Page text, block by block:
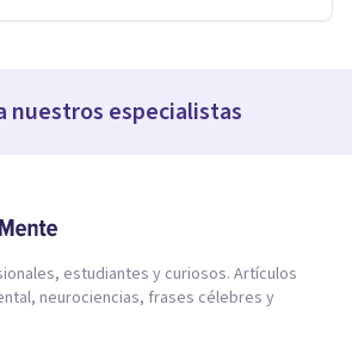
nuestros especialistas
estudiantes y curiosos. Artículos
neurociencias, frases célebres y